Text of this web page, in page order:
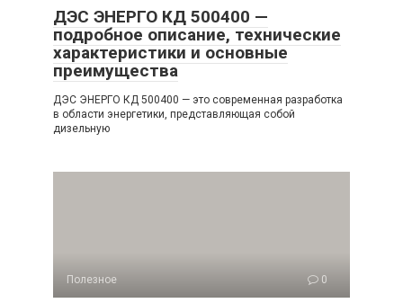
ДЭС ЭНЕРГО КД 500400 —
подробное описание, технические
характеристики и основные
преимущества
ДЭС ЭНЕРГО КД 500400 — это современная разработка
в области энергетики, представляющая собой
дизельную
Полезное 0